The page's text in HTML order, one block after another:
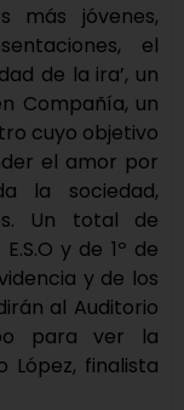
más jóvenes,
el
de la ira’, un
Compañía, un
cuyo objetivo
el amor por
la sociedad,
Un total de
y de 1º de
y de los
al Auditorio
para ver la
López, finalista